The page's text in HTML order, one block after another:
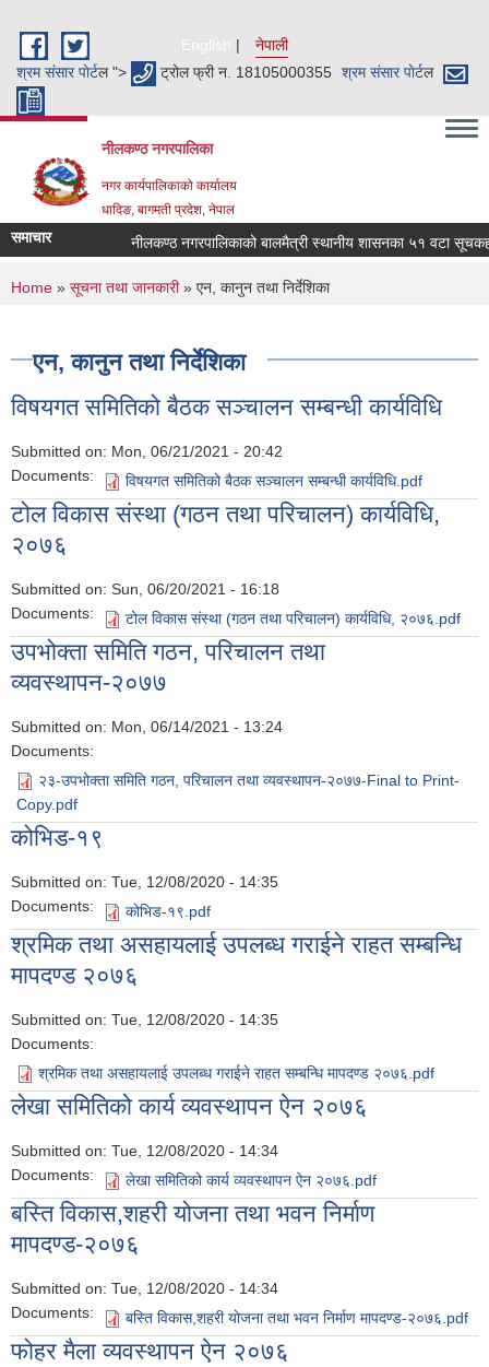
English
नेपाली
श्रम संसार पाेर्टल "> ट्रोल फ्री न. 18105000355 श्रम संसार पाेर्टल
नीलकण्ठ नगरपालिका
नगर कार्यपालिकाको कार्यालय
धादिङ, बागमती प्रदेश, नेपाल
समाचार नीलकण्ठ नगरपालिकाको बालमैत्री स्थानीय शासनका ५१ वटा सूचकहरु !
You are here
Home » सूचना तथा जानकारी» एन, कानुन तथा निर्देशिका
एन, कानुन तथा निर्देशिका
विषयगत समितिको बैठक सञ्चालन सम्बन्धी कार्यविधि
Submitted on: Mon, 06/21/2021 - 20:42
Documents:
विषयगत समितिको बैठक सञ्चालन सम्बन्धी कार्यविधि.pdf
टोल विकास संस्था (गठन तथा परिचालन) कार्यविधि,
२०७६
Submitted on: Sun, 06/20/2021 - 16:18
Documents:
टोल विकास संस्था (गठन तथा परिचालन) कार्यविधि, २०७६.pdf
उपभोक्ता समिति गठन, परिचालन तथा
व्यवस्थापन-२०७७
Submitted on: Mon, 06/14/2021 - 13:24
Documents:
२३-उपभोक्ता समिति गठन, परिचालन तथा व्यवस्थापन-२०७७-Final to Print-
Copy.pdf
कोभिड-१९
Submitted on: Tue, 12/08/2020 - 14:35
Documents:
कोभिड-१९.pdf
श्रमिक तथा असहायलाई उपलब्ध गराईने राहत सम्बन्धि
मापदण्ड २०७६
Submitted on: Tue, 12/08/2020 - 14:35
Documents:
श्रमिक तथा असहायलाई उपलब्ध गराईने राहत सम्बन्धि मापदण्ड २०७६.pdf
लेखा समितिको कार्य व्यवस्थापन ऐन २०७६
Submitted on: Tue, 12/08/2020 - 14:34
Documents:
लेखा समितिको कार्य व्यवस्थापन ऐन २०७६.pdf
बस्ति विकास,शहरी योजना तथा भवन निर्माण
मापदण्ड-२०७६
Submitted on: Tue, 12/08/2020 - 14:34
Documents:
बस्ति विकास,शहरी योजना तथा भवन निर्माण मापदण्ड-२०७६.pdf
फोहर मैला व्यवस्थापन ऐन २०७६